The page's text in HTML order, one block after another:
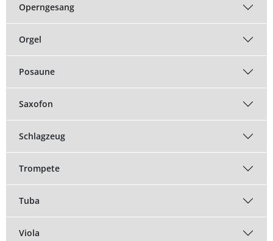
Operngesang
Orgel
Posaune
Saxofon
Schlagzeug
Trompete
Tuba
Viola